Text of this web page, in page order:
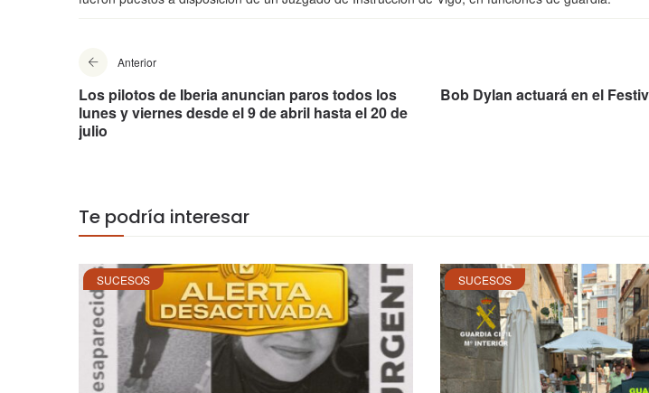
Anterior
Los pilotos de Iberia anuncian paros todos los
lunes y viernes desde el 9 de abril hasta el 20 de
julio
Bob Dylan actuará en el
Te podría interesar
SUCESOS SUCESOS